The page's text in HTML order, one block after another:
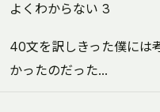
よくわからない 3
40文を訳しきった僕には
かったのだった…